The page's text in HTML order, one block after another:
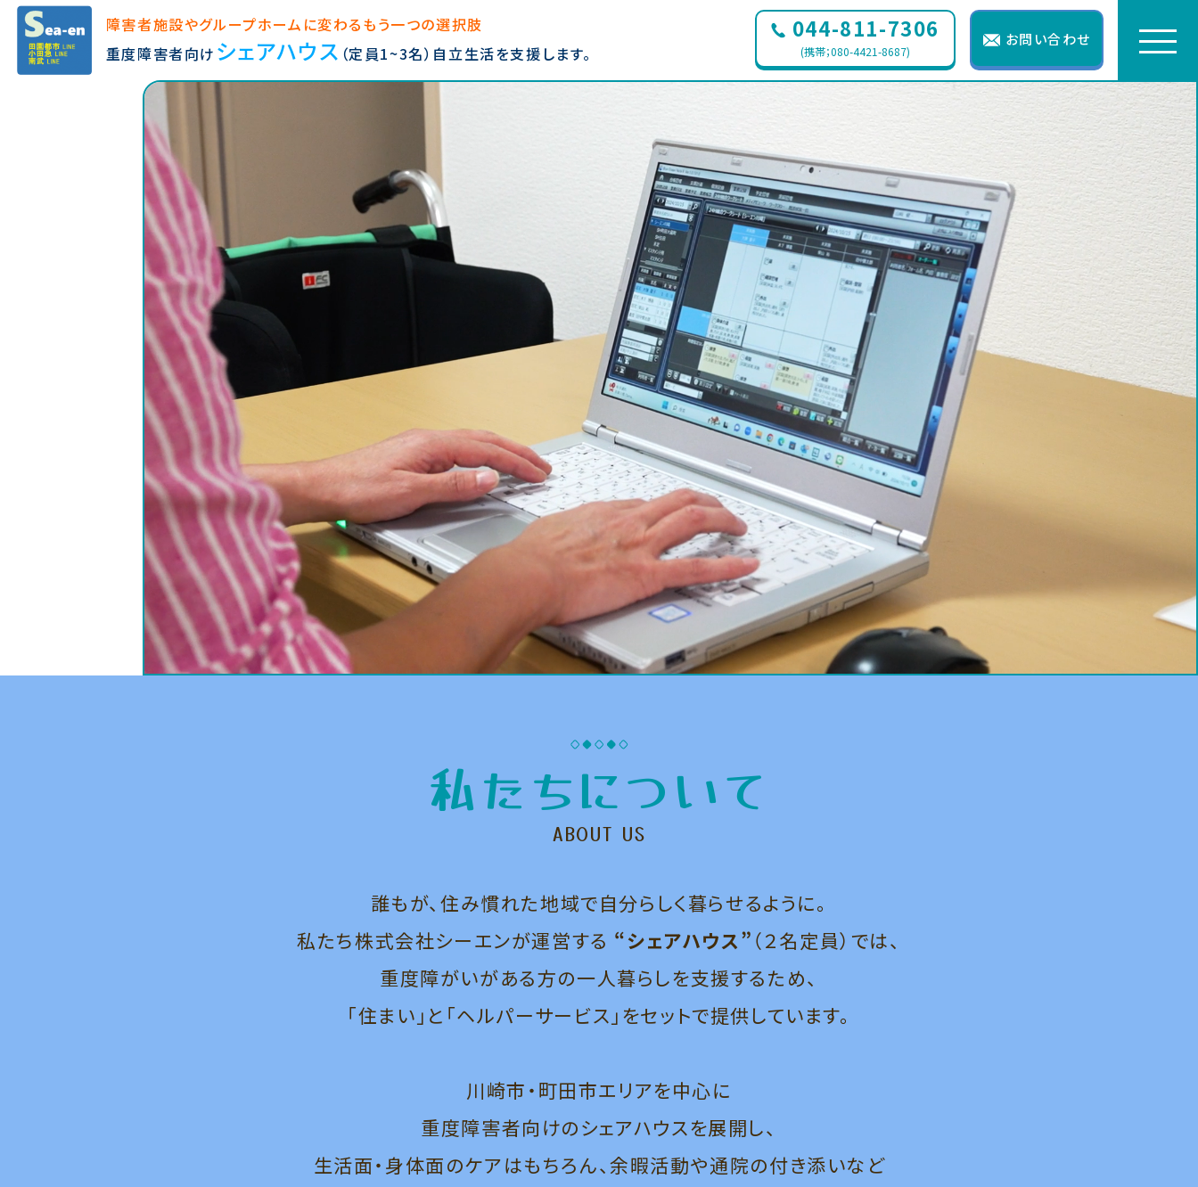
障害者施設やグループホームに変わるもう一つの選択肢
重度障害者向け シェアハウス （定員1~3名）自立生活を支援します。
044-811-7306
(携帯；080-4421-8687)
お問い合わせ
TOP
私たちについて
コンセプト
サービスの仕組み
お知らせ
会社概要
私たちについて
ABOUT US
誰もが、住み慣れた地域で自分らしく暮らせるように。
私たち株式会社シーエンが運営する “シェアハウス” （２名定員）では、
重度障がいがある方の一人暮らしを支援するため、
「住まい」と「ヘルパーサービス」をセットで提供しています。
川崎市・町田市エリアを中心に
重度障害者向けのシェアハウスを展開し、
生活面・身体面のケアはもちろん、余暇活動や通院の付き添いなど